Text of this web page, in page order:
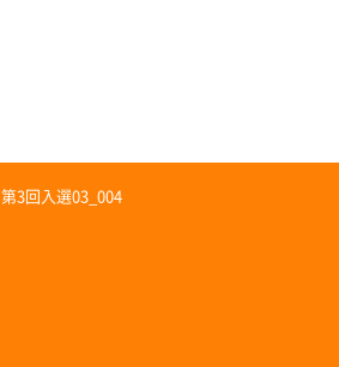
第3回入選03_004